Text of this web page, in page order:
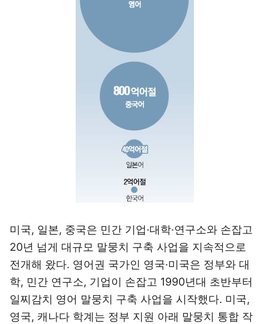
미국, 일본, 중국은 민간 기업·대학·연구소와 손잡고
20년 넘게 대규모 말뭉치 구축 사업을 지속적으로
전개해 왔다. 영어권 국가인 영국·미국은 정부와 대
학, 민간 연구소, 기업이 손잡고 1990년대 초반부터
일찌감치 영어 말뭉치 구축 사업을 시작했다. 미국,
영국, 캐나다 학계는 정부 지원 아래 말뭉치 통합 작